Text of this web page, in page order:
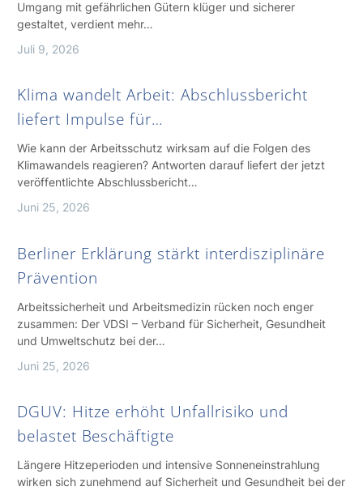
Umgang mit gefährlichen Gütern klüger und sicherer
gestaltet, verdient mehr…
Juli 9, 2026
Klima wandelt Arbeit: Abschlussbericht
liefert Impulse für…
Wie kann der Arbeitsschutz wirksam auf die Folgen des
Klimawandels reagieren? Antworten darauf liefert der jetzt
veröffentlichte Abschlussbericht…
Juni 25, 2026
Berliner Erklärung stärkt interdisziplinäre
Prävention
Arbeitssicherheit und Arbeitsmedizin rücken noch enger
zusammen: Der VDSI – Verband für Sicherheit, Gesundheit
und Umweltschutz bei der…
Juni 25, 2026
DGUV: Hitze erhöht Unfallrisiko und
belastet Beschäftigte
Längere Hitzeperioden und intensive Sonneneinstrahlung
wirken sich zunehmend auf Sicherheit und Gesundheit bei der